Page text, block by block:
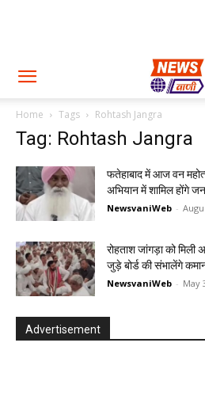
Home Tags Rohtash Jangra
Tag: Rohtash Jangra
फतेहाबाद में आज वन
अभियान में शामिल होंगे
NewsvaniWeb -
रोहताश जांगड़ा को मिली
जुड़े बोर्ड की संभालेंगे
NewsvaniWeb - May
Advertisement